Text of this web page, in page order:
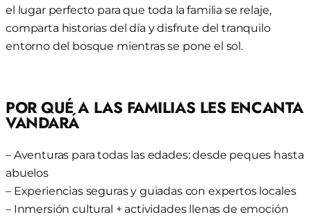
el lugar perfecto para que toda la familia se relaje,
comparta historias del día y disfrute del tranquilo
entorno del bosque mientras se pone el sol.
POR QUÉ A LAS FAMILIAS LES ENCANTA
VANDARÁ
– Aventuras para todas las edades: desde peques hasta
abuelos
– Experiencias seguras y guiadas con expertos locales
– Inmersión cultural + actividades llenas de emoción